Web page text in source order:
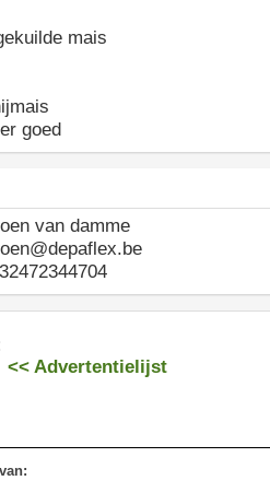
mais
goed
van damme
<< Advertentielijst